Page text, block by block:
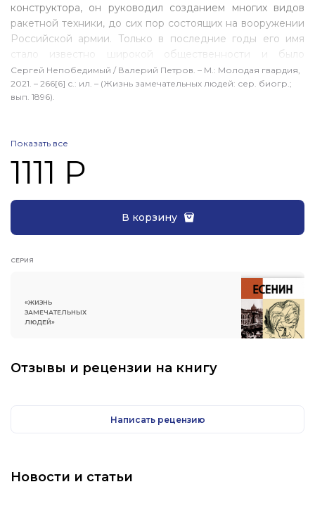
конструктора, он руководил созданием многих видов
ракетной техники, до сих пор состоящих на вооружении
Российской армии. Только в последние годы его имя
стало известно широкой общественности и было
золотыми буквами вписано в историю российской
«оборонки». Книга Валерия Петрова – первая биография
Непобедимого, правдиво и полно рассказывающая о его
руководством.
Сергей Непобедимый / Валерий Петров. – М.: Молодая гвардия,
2021. – 266[6] с.: ил. – (Жизнь замечательных людей: сер. биогр.;
вып. 1896).
Показать все
1111 Р
В корзину
СЕРИЯ
«ЖИЗНЬ
ЗАМЕЧАТЕЛЬНЫХ
ЛЮДЕЙ»
Отзывы и рецензии на книгу
Написать рецензию
Новости и статьи